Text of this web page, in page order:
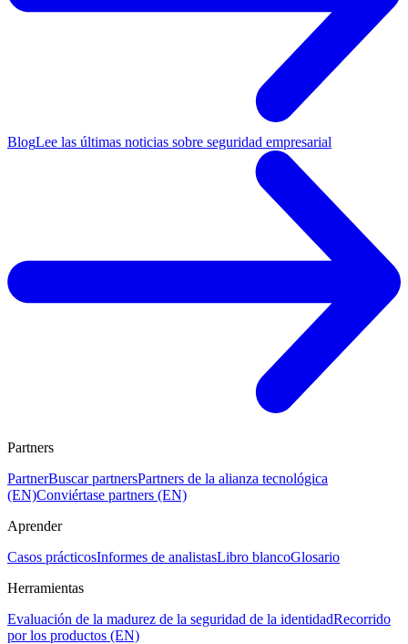
BlogLee las últimas noticias sobre seguridad empresarial
Partners
PartnerBuscar partnersPartners de la alianza tecnológica
(EN)Conviértase partners (EN)
Aprender
Casos prácticosInformes de analistasLibro blancoGlosario
Herramientas
Evaluación de la madurez de la seguridad de la identidadRecorrido
por los productos (EN)